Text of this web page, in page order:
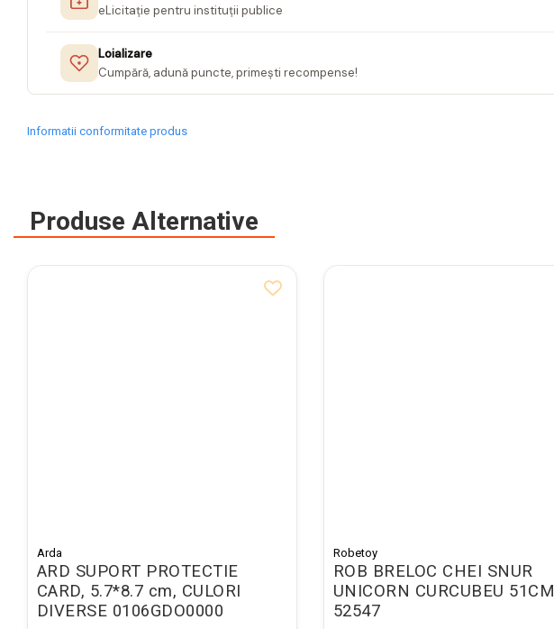
Materiale Didactice
Instrumente geometrie pentru
tabla scolara
Tablite de desenat magnetice
Sugativa
Compas scolar
Pixuri cu radiera
Cutii si containere arhivare
Caiete mecanice
eLicitație pentru instituții publice
Loializare
Cumpără, adună puncte, primești recompense!
Informatii conformitate produs
Produse Alternative
Arda
ARD SUPORT PROTECTIE
CARD, 5.7*8.7 cm, CULORI
DIVERSE 0106GDO0000
Robetoy
ROB BRELOC CHEI SNUR
UNICORN CURCUBEU 51CM
52547